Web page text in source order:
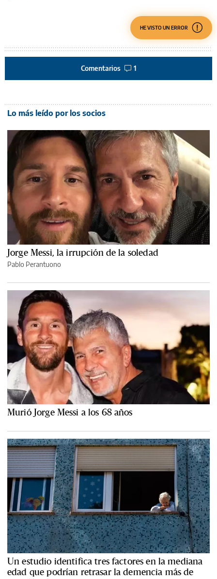
HE VISTO UN ERROR
Comentarios 1
Lo más leído por los socios
Jorge Messi, la irrupción de la soledad
Pablo Perantuono
Murió Jorge Messi a los 68 años
Un estudio identifica tres factores en la mediana
edad que podrían retrasar la demencia más de